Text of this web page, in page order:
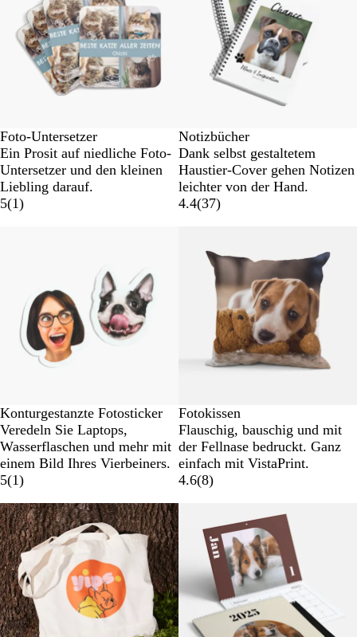
Foto-Untersetzer
Ein Prosit auf niedliche Foto-
Untersetzer und den kleinen
Liebling darauf.
5(1)
Notizbücher
Dank selbst gestaltetem
Haustier-Cover gehen Notizen
leichter von der Hand.
4.4(37)
Konturgestanzte Fotosticker
Veredeln Sie Laptops,
Wasserflaschen und mehr mit
einem Bild Ihres Vierbeiners.
5(1)
Fotokissen
Flauschig, bauschig und mit
der Fellnase bedruckt. Ganz
einfach mit VistaPrint.
4.6(8)